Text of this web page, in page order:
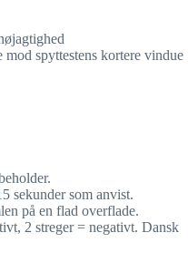
mod spyttestens kortere vindue
sekunder som anvist.
på en flad overflade.
2 streger = negativt. Dansk